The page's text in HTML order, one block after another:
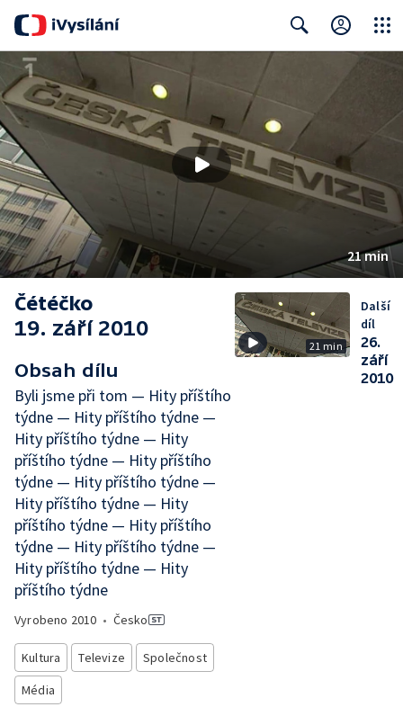
21 min
Čétéčko
19. září 2010
Obsah dílu
Byli jsme při tom — Hity příštího
týdne — Hity příštího týdne —
Hity příštího týdne — Hity
příštího týdne — Hity příštího
týdne — Hity příštího týdne —
Hity příštího týdne — Hity
příštího týdne — Hity příštího
týdne — Hity příštího týdne —
Hity příštího týdne — Hity
příštího týdne
Vyrobeno 2010 • Česko
Kultura Televize
Společnost
Média
21 min
Další
díl
26.
září
2010